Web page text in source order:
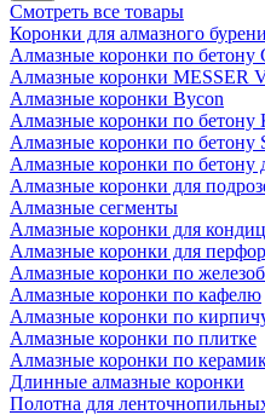
Смотреть все товары
Коронки для алмазного
Алмазные коронки по бетону
Алмазные коронки MESSER
Алмазные коронки Bycon
Алмазные коронки по бетону
Алмазные коронки по бетону
Алмазные коронки по бетону
Алмазные коронки для
Алмазные сегменты
Алмазные коронки для
Алмазные коронки для
Алмазные коронки по
Алмазные коронки по кафелю
Алмазные коронки по
Алмазные коронки по плитке
Алмазные коронки по
Длинные алмазные коронки
Полотна для